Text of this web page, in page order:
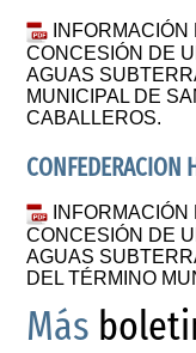
CONCESIÓN DE
AGUAS
MUNICIPAL DE
CABALLEROS.
CONFEDERACION
CONCESIÓN DE
AGUAS
DEL TÉRMINO
Más